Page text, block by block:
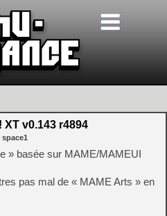
XT v0.143 r4894
space1
» basée sur MAME/MAMEUI
pas mal de « MAME Arts » en